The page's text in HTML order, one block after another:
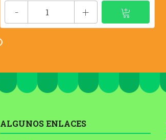
- +
ALGUNOS ENLACES